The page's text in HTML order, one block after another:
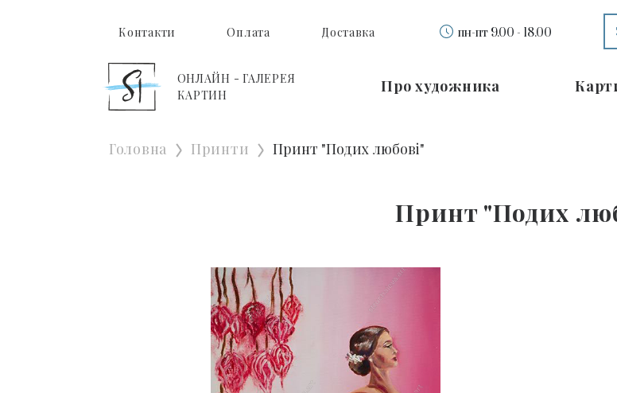
Контакти Оплата Доставка пн-пт 9.00 - 18.00
ОНЛАЙН - ГАЛЕРЕЯ
КАРТИН
Про художника
Головна Принти Принт "Подих любові"
Принт "Подих